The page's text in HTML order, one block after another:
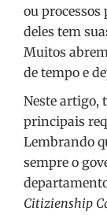
ou
deles tem
Muitos
de tempo e
Neste artigo,
principais
Lembrando
sempre o
Citizienship